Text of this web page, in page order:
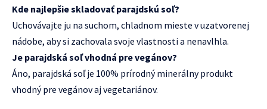
Kde najlepšie skladovať parajdskú soľ?
Uchovávajte ju na suchom, chladnom mieste v uzatvorenej
nádobe, aby si zachovala svoje vlastnosti a nenavlhla.
Je parajdská soľ vhodná pre vegánov?
Áno, parajdská soľ je 100% prírodný minerálny produkt
vhodný pre vegánov aj vegetariánov.